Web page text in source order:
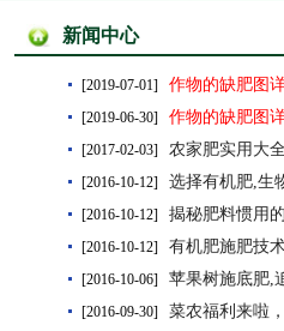
新闻中心
[2019-07-01] 作物的缺肥图
[2019-06-30] 作物的缺肥图
[2017-02-03] 农家肥实用大
[2016-10-12] 选择有机肥,生
[2016-10-12] 揭秘肥料惯用
[2016-10-12] 有机肥施肥技
[2016-10-06] 苹果树施底肥,
[2016-09-30] 菜农福利来啦